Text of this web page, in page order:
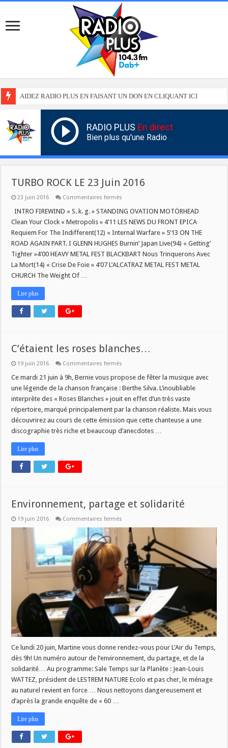
AIDEZ RADIO PLUS EN FAISANT UN DON EN CLIQUANT ICI
RADIO PLUS En direct
Bien plus qu'une Radio
TURBO ROCK LE 23 Juin 2016
23 juin 2016 Commentaires fermés
ROCK
23
Juin
2016
INTRO FIREWIND « S. k. g. » STANDING OVATION MOTÖRHEAD
Clean Your Clock « Metropolis » 4’11 LES NEWS DU FRONT EPICA
Requiem For The Indifferent(12) « Internal Warfare » 5’13 ON THE
ROAD AGAIN PART. I GLENN HUGHES Burnin’ Japan Live(94) « Getting’
Tighter »4’00 HEAVY METAL FEST BLACKBART Nous Trinquerons Avec
La Mort(14) « Crise De Foie » 4’07 L’ALCATRAZ METAL FEST METAL
CHURCH The Weight Of …
Lire plus
C’étaient les roses blanches…
19 juin 2016 Commentaires fermés
les
roses
blanches…
Ce mardi 21 juin à 9h, Bernie vous propose de fêter la musique avec
une légende de la chanson française : Berthe Silva. L’inoubliable
interprète des « Roses Blanches » jouit en effet d’un très vaste
répertoire, marqué principalement par la chanson réaliste. Mais vous
découvrirez au cours de cette émission que cette chanteuse a une
discographie très riche et beaucoup d’anecdotes …
Lire plus
Environnement, partage et solidarité
19 juin 2016 Commentaires fermés
partage
solidarité
Ce lundi 20 juin, Martine vous donne rendez-vous pour L’Air du Temps,
dès 9h! Un numéro autour de l’environnement, du partage, et de la
solidarité… Au programme: Sale Temps sur la Planète : Jean-Louis
WATTEZ, président de LESTREM NATURE Ecolo et pas cher, le ménage
au naturel revient en force … Nous nettoyons dangereusement et
d’après la grande enquête de « 60 …
Lire plus